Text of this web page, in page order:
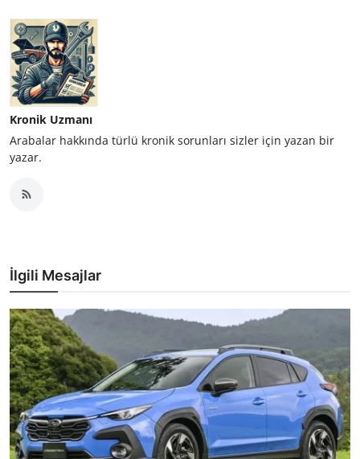
Kronik Uzmanı
Arabalar hakkında türlü kronik sorunları sizler için yazan bir
yazar.
İlgili Mesajlar